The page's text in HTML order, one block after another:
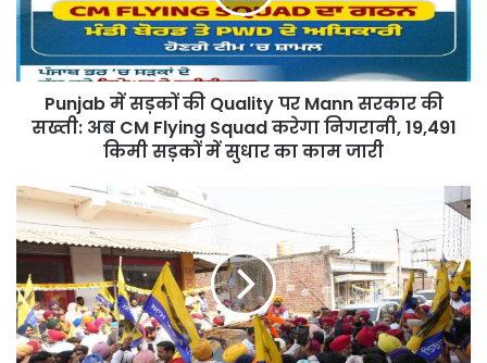
पर
सरकार
की
सख्ती:
Squad
करेगा
निगरानी,
19,491
किमी
सड़कों
में
सुधार
Punjab में सड़कों की Quality पर Mann सरकार की
सख्ती: अब CM Flying Squad करेगा निगरानी, 19,491
किमी सड़कों में सुधार का काम जारी
Tarn
Taran
में
CM
Bhagwant
Mann
का
मेगा